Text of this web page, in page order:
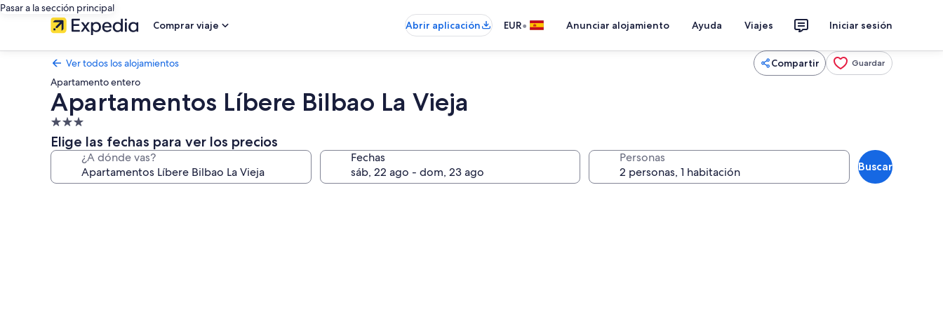
Pasar a la sección principal
Comprar viaje
Abrir aplicación EUR• Anunciar alojamiento Ayuda Viajes Iniciar sesión
Ver todos los alojamientos Compartir Guardar
Apartamento entero
Apartamentos Líbere Bilbao La Vieja
Alojamiento
de
3.0 estrellas
Elige las fechas para ver los precios
¿A dónde vas? Fechas Personas
Buscar